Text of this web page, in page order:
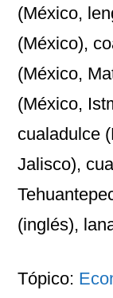
(México,
(México),
(México,
(México,
cualadulce
Jalisco),
(inglés),
Tópico: